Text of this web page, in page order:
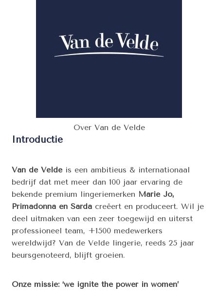
Over Van de Velde
Introductie
Van de Veldeis een ambitieus & internationaal
bedrijf dat met meer dan 100 jaar ervaring de
bekende premium lingeriemerken Marie Jo,
Primadonna en Sarda creëert en produceert. Wil je
deel uitmaken van een zeer toegewijd en uiterst
professioneel team, +1500 medewerkers
wereldwijd? Van de Velde lingerie, reeds 25 jaar
beursgenoteerd, blijft groeien.
Onze missie: ‘we ignite the power in women’